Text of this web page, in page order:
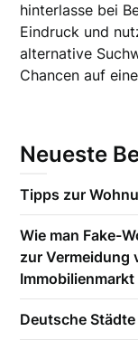
hinterlasse bei
Eindruck und
alternative
Chancen auf
Neueste
Tipps zur
Wie man Fake-
zur Vermeidung
Immobilienmarkt
Deutsche